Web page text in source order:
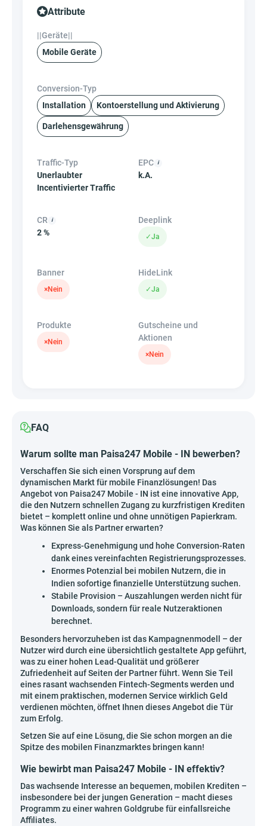
Attribute
||Geräte||
Mobile Geräte
Conversion-Typ
Installation
Kontoerstellung und Aktivierung
Darlehensgewährung
Traffic-Typ
Unerlaubter
Incentivierter Traffic
EPC
k.A.
CR
2 %
Deeplink
✓Ja
Banner
×Nein
HideLink
✓Ja
Produkte
×Nein
Gutscheine und
Aktionen
×Nein
FAQ
Warum sollte man Paisa247 Mobile - IN bewerben?
Verschaffen Sie sich einen Vorsprung auf dem
dynamischen Markt für mobile Finanzlösungen! Das
Angebot von Paisa247 Mobile - IN ist eine innovative App,
die den Nutzern schnellen Zugang zu kurzfristigen Krediten
bietet – komplett online und ohne unnötigen Papierkram.
Was können Sie als Partner erwarten?
Express-Genehmigung und hohe Conversion-Raten
dank eines vereinfachten Registrierungsprozesses.
Enormes Potenzial bei mobilen Nutzern, die in
Indien sofortige finanzielle Unterstützung suchen.
Stabile Provision – Auszahlungen werden nicht für
Downloads, sondern für reale Nutzeraktionen
berechnet.
Besonders hervorzuheben ist das Kampagnenmodell – der
Nutzer wird durch eine übersichtlich gestaltete App geführt,
was zu einer hohen Lead-Qualität und größerer
Zufriedenheit auf Seiten der Partner führt. Wenn Sie Teil
eines rasant wachsenden Fintech-Segments werden und
mit einem praktischen, modernen Service wirklich Geld
verdienen möchten, öffnet Ihnen dieses Angebot die Tür
zum Erfolg.
Setzen Sie auf eine Lösung, die Sie schon morgen an die
Spitze des mobilen Finanzmarktes bringen kann!
Wie bewirbt man Paisa247 Mobile - IN effektiv?
Das wachsende Interesse an bequemen, mobilen Krediten –
insbesondere bei der jungen Generation – macht dieses
Programm zu einer wahren Goldgrube für einfallsreiche
Affiliates.